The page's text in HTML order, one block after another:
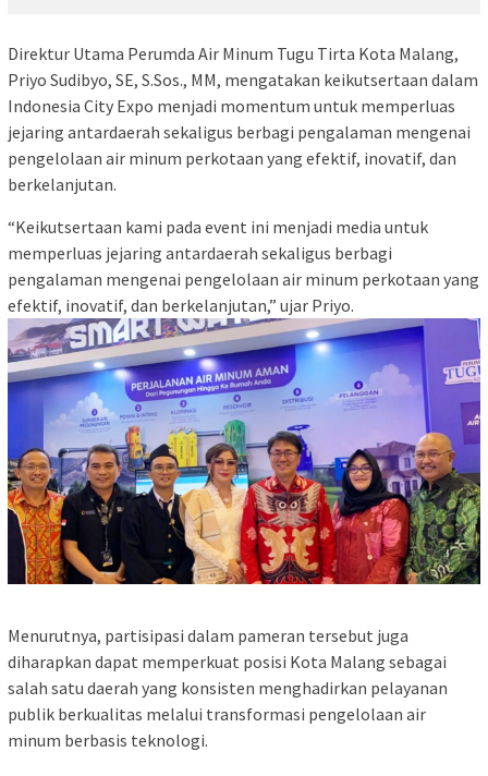
Direktur Utama Perumda Air Minum Tugu Tirta Kota Malang,
Priyo Sudibyo, SE, S.Sos., MM, mengatakan keikutsertaan dalam
Indonesia City Expo menjadi momentum untuk memperluas
jejaring antardaerah sekaligus berbagi pengalaman mengenai
pengelolaan air minum perkotaan yang efektif, inovatif, dan
berkelanjutan.
“Keikutsertaan kami pada event ini menjadi media untuk
memperluas jejaring antardaerah sekaligus berbagi
pengalaman mengenai pengelolaan air minum perkotaan yang
efektif, inovatif, dan berkelanjutan,” ujar Priyo.
Menurutnya, partisipasi dalam pameran tersebut juga
diharapkan dapat memperkuat posisi Kota Malang sebagai
salah satu daerah yang konsisten menghadirkan pelayanan
publik berkualitas melalui transformasi pengelolaan air
minum berbasis teknologi.